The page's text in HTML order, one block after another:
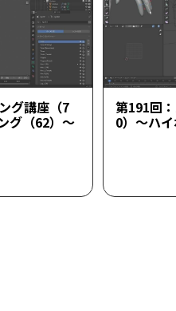
グ講座（7
グ（62）～
第191回
0）～ハ